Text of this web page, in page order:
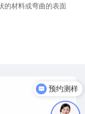
的材料或弯曲的表面
预约测样